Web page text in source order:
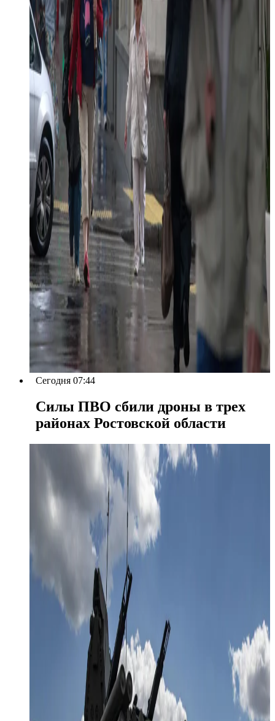
Сегодня 07:44
Силы ПВО сбили дроны в трех
районах Ростовской области